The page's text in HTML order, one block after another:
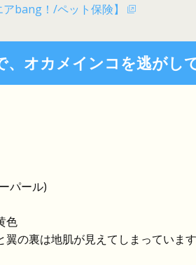
bang！/ペット保険】
、オカメインコを逃がし
パール)
色
の裏は地肌が見えてしまっています